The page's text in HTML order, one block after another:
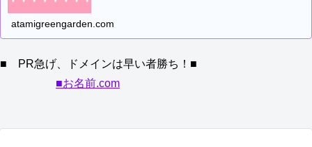
atamigreengarden.com
■ PR急げ、ドメインは早い者勝ち！■
■お名前.com